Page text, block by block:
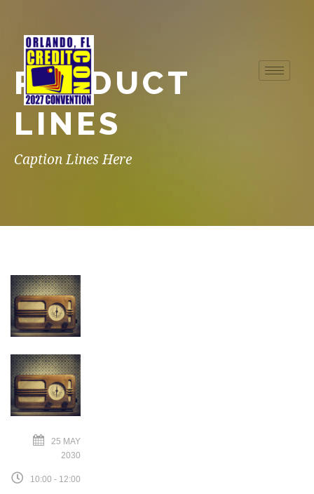
PRODUCT
LINES
Caption Lines Here
25 MAY
2030
10:00 - 12:00